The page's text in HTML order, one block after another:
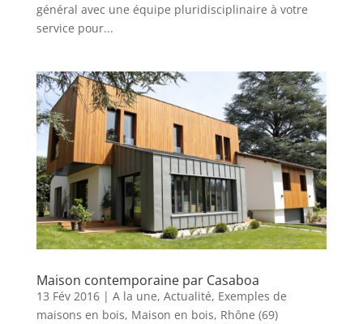
général avec une équipe pluridisciplinaire à votre
service pour...
Maison contemporaine par Casaboa
13 Fév 2016| A la une, Actualité, Exemples de
maisons en bois, Maison en bois, Rhône (69)